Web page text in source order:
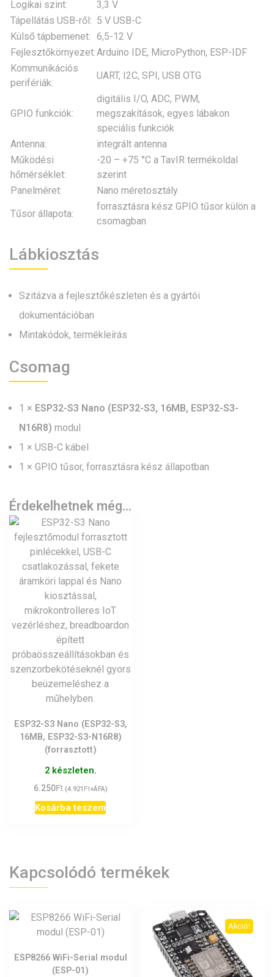
Logikai szint:
3,3 V
Tápellátás USB-ről: 5 V USB-C
Külső tápbemenet: 6,5-12 V
Fejlesztőkörnyezet:Arduino IDE, MicroPython, ESP-IDF
Kommunikációs
perifériák:
UART, I2C, SPI, USB OTG
GPIO funkciók:
digitális I/O, ADC, PWM,
megszakítások, egyes lábakon
speciális funkciók
Antenna:
integrált antenna
Működési
hőmérséklet:
-20 – +75 °C a TavIR termékoldal
szerint
Panelméret:
Nano méretosztály
Tűsor állapota:
forrasztásra kész GPIO tűsor külön a
csomagban
Lábkiosztás
Szitázva a fejlesztőkészleten és a gyártói
dokumentációban
Mintakódok, termékleírás
Csomag
1 × ESP32-S3 Nano (ESP32-S3, 16MB, ESP32-S3-
N16R8) modul
1 × USB-C kábel
1 × GPIO tűsor, forrasztásra kész állapotban
Érdekelhetnek még…
ESP32-S3 Nano (ESP32-S3,
16MB, ESP32-S3-N16R8)
(forrasztott)
2 készleten.
6.250Ft (4.921 Ft+ÁFA)
Kosárba teszem
Kapcsolódó termékek
ESP8266 WiFi-Serial modul
(ESP-01)
Akció!